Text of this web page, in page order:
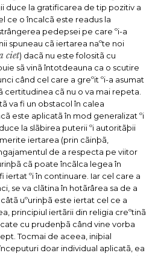
duce la gratificarea de tip pozitiv a
ce o încalcã este readus la
pedepsei pe care ºi-a
spuneau cã iertarea naºte noi
ciet) dacã nu este folositã cu
sã vinã întotdeauna ca o scutire
când cel care a greºit ºi-a asumat
certitudinea cã nu o va mai repeta.
va fi un obstacol în calea
este aplicatã în mod generalizat ºi
la slãbirea puterii ºi autoritãþii
iertarea (prin cãinþã,
de a respecta pe viitor
cã poate încãlca legea în
iertat ºi în continuare. Iar cel care a
se va clãtina în hotãrârea sa de a
uºurinþã este iertat cel ce a
principiul iertãrii din religia creºtinã
cu prudenþã când vine vorba
Tocmai de aceea, iniþial
doar individual aplicatã, ea